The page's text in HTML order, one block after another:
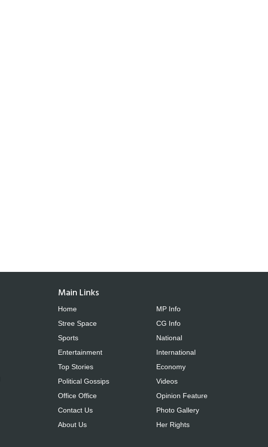
Main Links
Home
Stree Space
Sports
Entertainment
Top Stories
Political Gossips
Office Office
Contact Us
About Us
MP Info
CG Info
National
International
Economy
Videos
Opinion Feature
Photo Gallery
Her Rights